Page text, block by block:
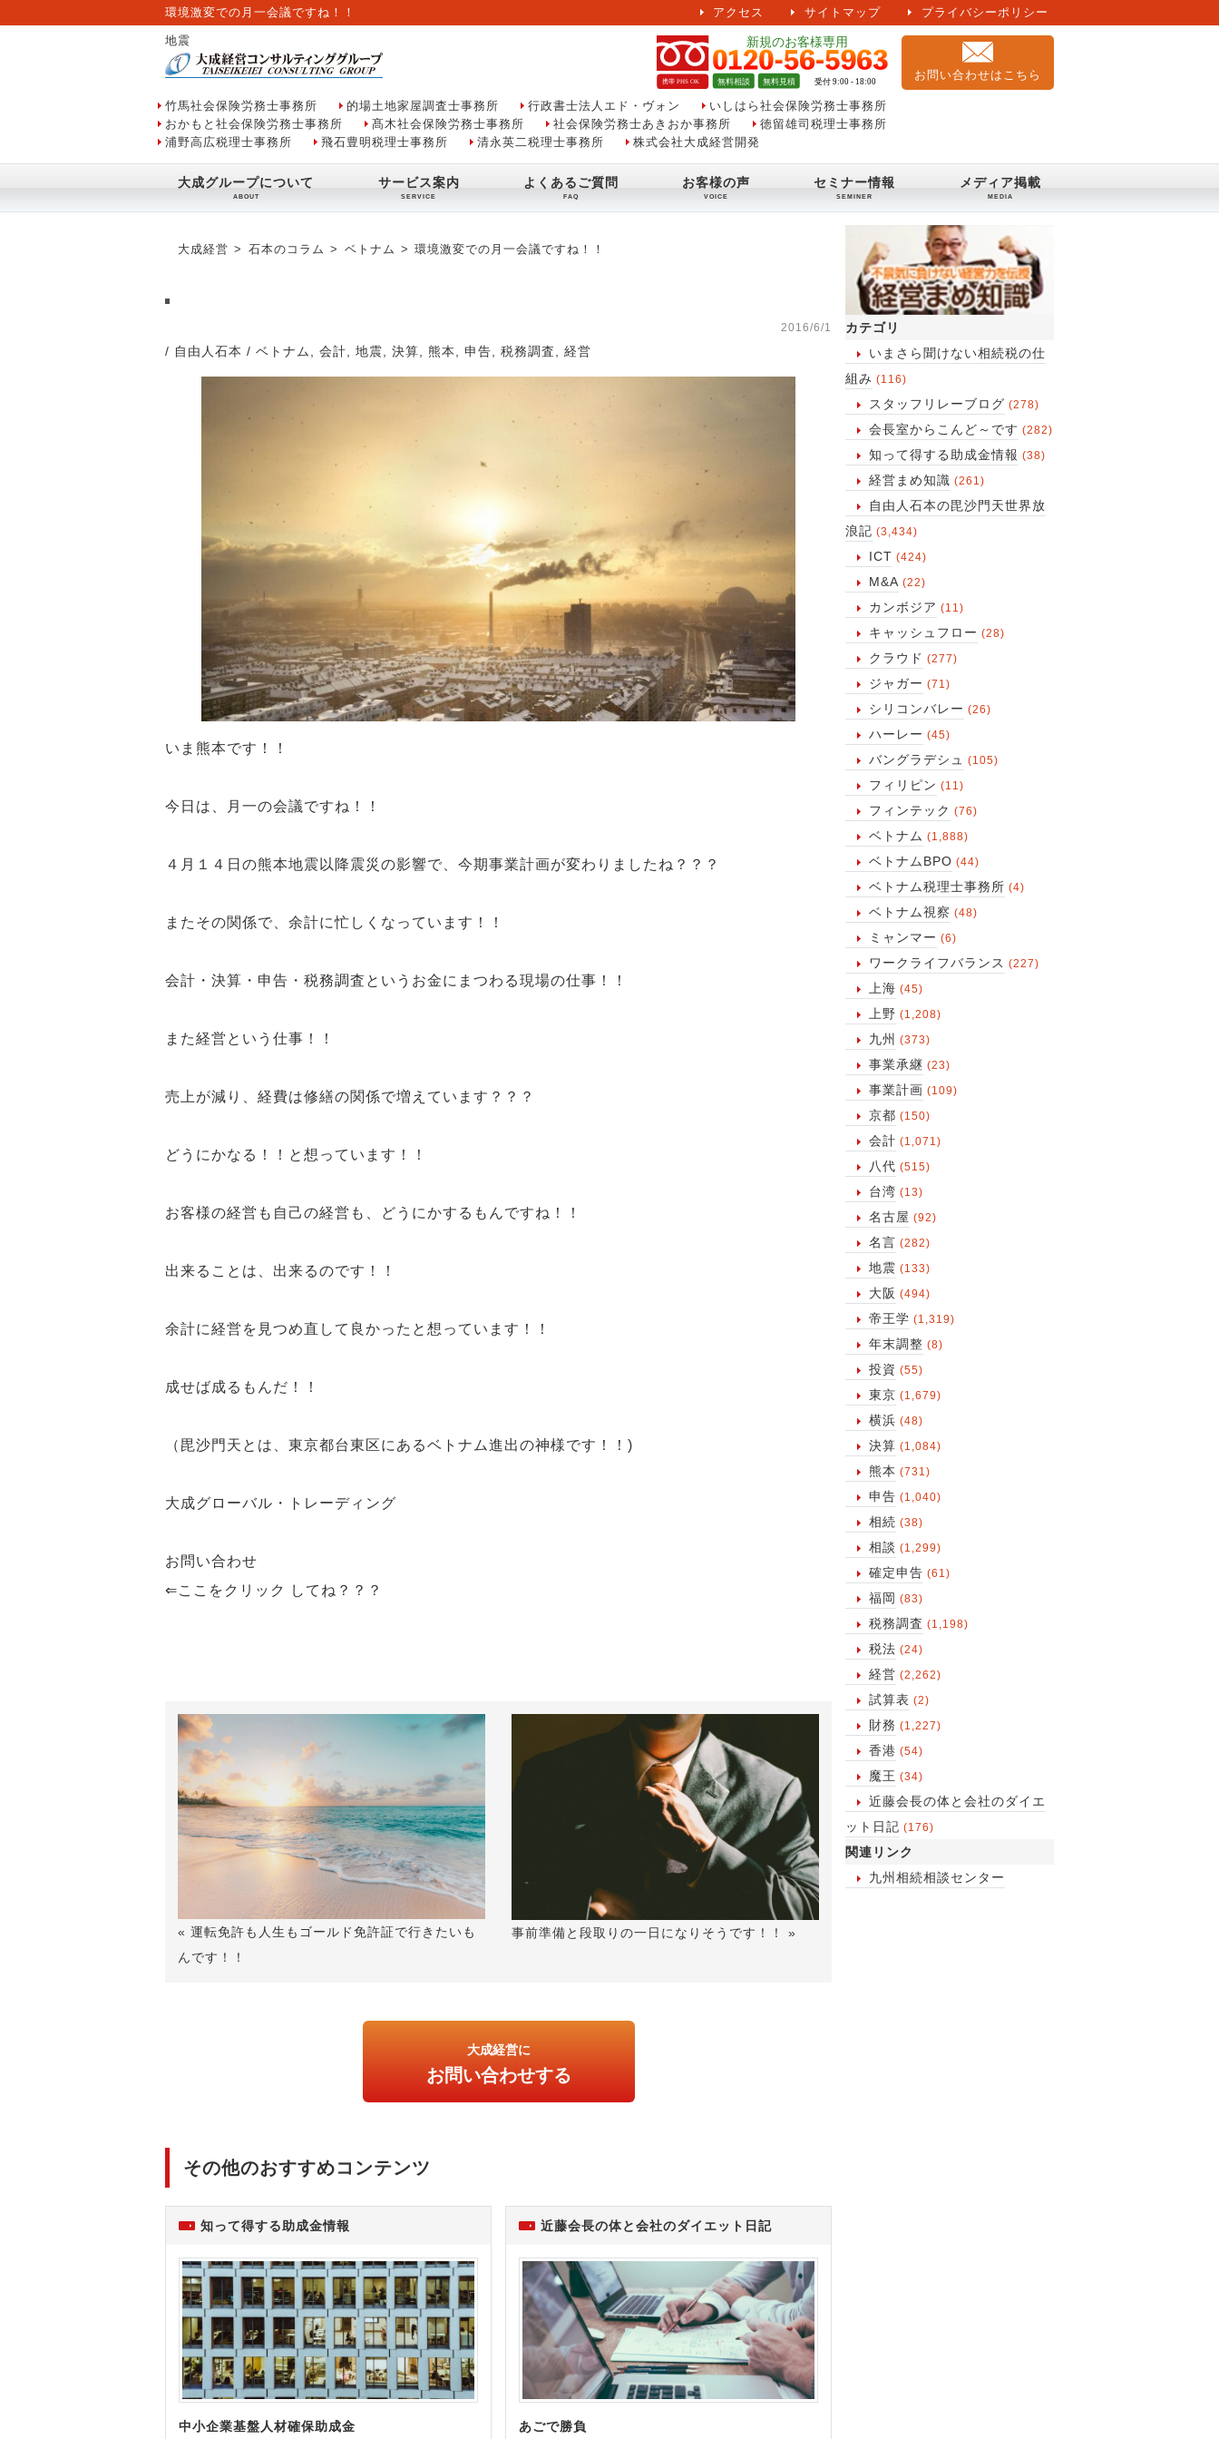
環境激変での月一会議ですね！！ アクセス サイトマップ プライバシーポリシー
地震
お問い合わせはこちら
竹馬社会保険労務士事務所 的場土地家屋調査士事務所 行政書士法人エド・ヴォン
いしはら社会保険労務士事務所
おかもと社会保険労務士事務所
髙木社会保険労務士事務所 社会保険労務士あきおか事務所
徳留雄司税理士事務所
浦野高広税理士事務所
飛石豊明税理士事務所 清永英二税理士事務所 株式会社大成経営開発
大成グループについて サービス案内 よくあるご質問 お客様の声 セミナー情報 メディア掲載
カテゴリ
いまさら聞けない相続税の仕
組み (116)
スタッフリレーブログ (278)
会長室からこんど～です (282)
知って得する助成金情報 (38)
経営まめ知識 (261)
自由人石本の毘沙門天世界放
浪記 (3,434)
ICT (424)
M&A (22)
カンボジア (11)
キャッシュフロー (28)
クラウド (277)
ジャガー (71)
シリコンバレー (26)
ハーレー (45)
バングラデシュ (105)
フィリピン (11)
フィンテック (76)
ベトナム (1,888)
ベトナムBPO (44)
ベトナム税理士事務所 (4)
ベトナム視察 (48)
ミャンマー (6)
ワークライフバランス (227)
上海 (45)
上野 (1,208)
九州 (373)
事業承継 (23)
事業計画 (109)
京都 (150)
会計 (1,071)
八代 (515)
台湾 (13)
名古屋 (92)
名言 (282)
地震 (133)
大阪 (494)
帝王学 (1,319)
年末調整 (8)
投資 (55)
東京 (1,679)
横浜 (48)
決算 (1,084)
熊本 (731)
申告 (1,040)
相続 (38)
相談 (1,299)
確定申告 (61)
福岡 (83)
税務調査 (1,198)
税法 (24)
経営 (2,262)
試算表 (2)
財務 (1,227)
香港 (54)
魔王 (34)
近藤会長の体と会社のダイエ
ット日記 (176)
関連リンク
九州相続相談センター
大成経営 石本のコラム ベトナム 環境激変での月一会議ですね！！
2016/6/1
/ 自由人石本 / ベトナム 会計 地震 決算 熊本 申告 税務調査 経営
いま熊本です！！
今日は、月一の会議ですね！！
４月１４日の熊本地震 以降震災の影響で、今期事業計画が変わりました ね？？？
またその関係で、余計に忙しくなっています！！
会計・決算・申告・税務調査という お金にまつわる現場の仕事！！
また経営 という仕事！！
売上が減り、経費は修繕の関係で増えています？？？
どうにかなる！！ と想っています！！
お客様の経営 も 自己の経営 も、どうにかするもんですね！！
出来ることは、出来るのです！！
余計に経営を 見つめ直して 良かった と想っています！！
成せば成るもんだ！！
（毘沙門天とは、東京都台東区にあるベトナム進出の神様です！！)
大成グローバル・トレーディング
お問い合わせ
⇐ここをクリック してね？？？
« 運転免許も人生もゴールド免許証で行きたいも
んです！！
事前準備と段取りの一日になりそうです！！ »
大成経営に
お問い合わせする
その他のおすすめコンテンツ
知って得する助成金情報
中小企業基盤人材確保助成金
近藤会長の体と会社のダイエット日記
あごで勝負